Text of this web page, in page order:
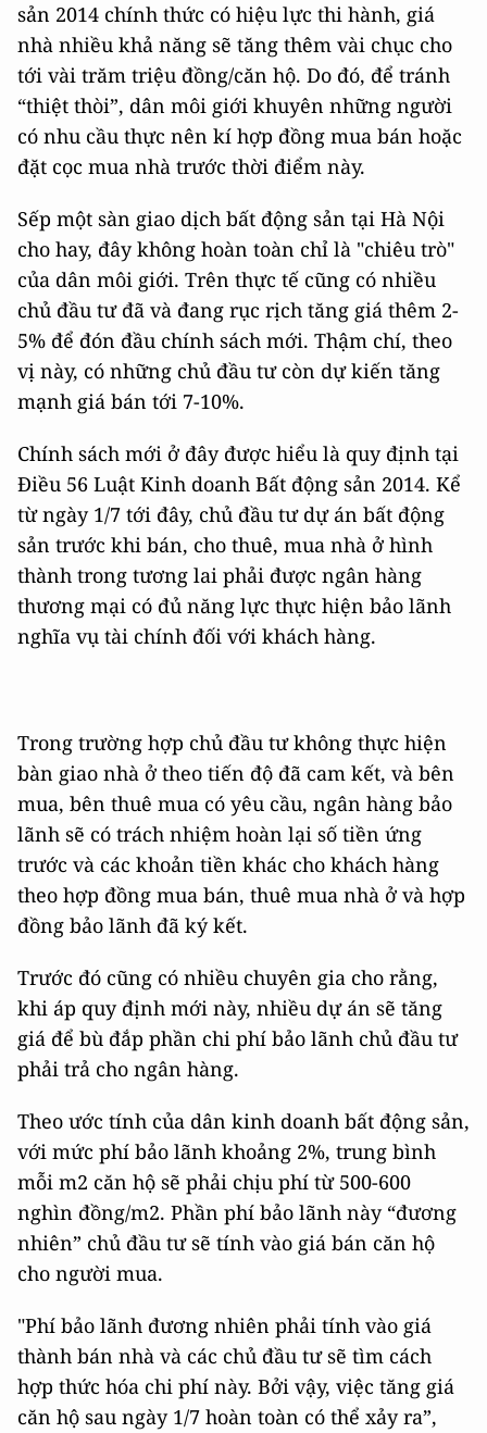
sản 2014 chính thức có hiệu lực thi hành, giá
nhà nhiều khả năng sẽ tăng thêm vài chục cho
tới vài trăm triệu đồng/căn hộ. Do đó, để tránh
“thiệt thòi”, dân môi giới khuyên những người
có nhu cầu thực nên kí hợp đồng mua bán hoặc
đặt cọc mua nhà trước thời điểm này.
Sếp một sàn giao dịch bất động sản tại Hà Nội
cho hay, đây không hoàn toàn chỉ là "chiêu trò"
của dân môi giới. Trên thực tế cũng có nhiều
chủ đầu tư đã và đang rục rịch tăng giá thêm 2-
5% để đón đầu chính sách mới. Thậm chí, theo
vị này, có những chủ đầu tư còn dự kiến tăng
mạnh giá bán tới 7-10%.
Chính sách mới ở đây được hiểu là quy định tại
Điều 56 Luật Kinh doanh Bất động sản 2014. Kể
từ ngày 1/7 tới đây, chủ đầu tư dự án bất động
sản trước khi bán, cho thuê, mua nhà ở hình
thành trong tương lai phải được ngân hàng
thương mại có đủ năng lực thực hiện bảo lãnh
nghĩa vụ tài chính đối với khách hàng.
Trong trường hợp chủ đầu tư không thực hiện
bàn giao nhà ở theo tiến độ đã cam kết, và bên
mua, bên thuê mua có yêu cầu, ngân hàng bảo
lãnh sẽ có trách nhiệm hoàn lại số tiền ứng
trước và các khoản tiền khác cho khách hàng
theo hợp đồng mua bán, thuê mua nhà ở và hợp
đồng bảo lãnh đã ký kết.
Trước đó cũng có nhiều chuyên gia cho rằng,
khi áp quy định mới này, nhiều dự án sẽ tăng
giá để bù đắp phần chi phí bảo lãnh chủ đầu tư
phải trả cho ngân hàng.
Theo ước tính của dân kinh doanh bất động sản,
với mức phí bảo lãnh khoảng 2%, trung bình
mỗi m2 căn hộ sẽ phải chịu phí từ 500-600
nghìn đồng/m2. Phần phí bảo lãnh này “đương
nhiên” chủ đầu tư sẽ tính vào giá bán căn hộ
cho người mua.
"Phí bảo lãnh đương nhiên phải tính vào giá
thành bán nhà và các chủ đầu tư sẽ tìm cách
hợp thức hóa chi phí này. Bởi vậy, việc tăng giá
căn hộ sau ngày 1/7 hoàn toàn có thể xảy ra”,